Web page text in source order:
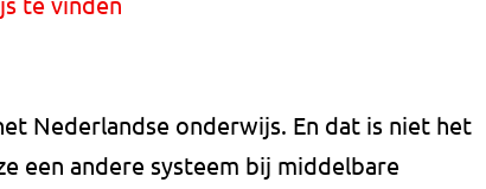
Nederlandse onderwijs. En dat is niet het
een andere systeem bij middelbare